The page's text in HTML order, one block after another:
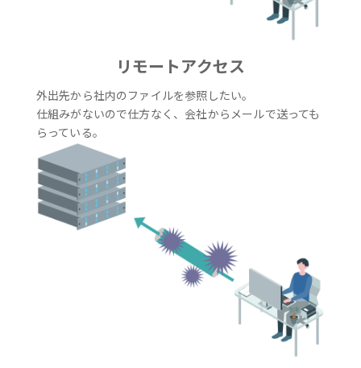
リモートアクセス
外出先から社内のファイルを参照したい。
仕組みがないので仕方なく、会社からメールで送っても
らっている。